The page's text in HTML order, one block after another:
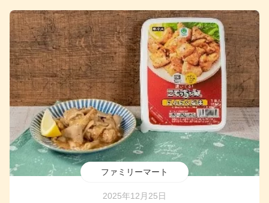
ファミリーマート
2025年12月25日